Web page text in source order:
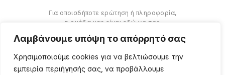
Λαμβάνουμε υπόψη το απόρρητό σας
Χρησιμοποιούμε cookies για να βελτιώσουμε την
εμπειρία περιήγησής σας, να προβάλλουμε
Για οποιαδήποτε ερώτηση ή πληροφορία,
η ομάδα μας είναι εδώ να σας
βοηθήσουμε.
ΠΕΡΙΣΣΌΤΕΡΑ